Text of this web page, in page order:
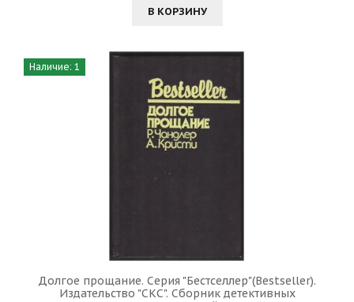
В КОРЗИНУ
Наличие: 1
Долгое прощание. Серия "Бестселлер"(Bestseller).
Издательство "СКС". Сборник детективных